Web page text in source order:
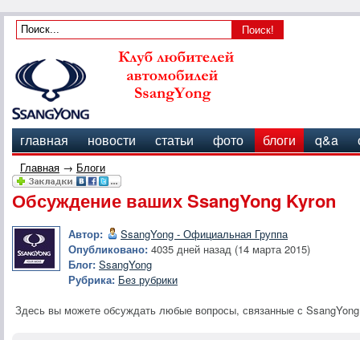
главная новости статьи фото блоги q&a
Главная → Блоги
Обсуждение ваших SsangYong Kyron
Автор:
SsangYong - Официальная Группа
Опубликовано: 4035 дней назад (14 марта 2015)
Блог: SsangYong
Рубрика: Без рубрики
Здесь вы можете обсуждать любые вопросы, связанные с